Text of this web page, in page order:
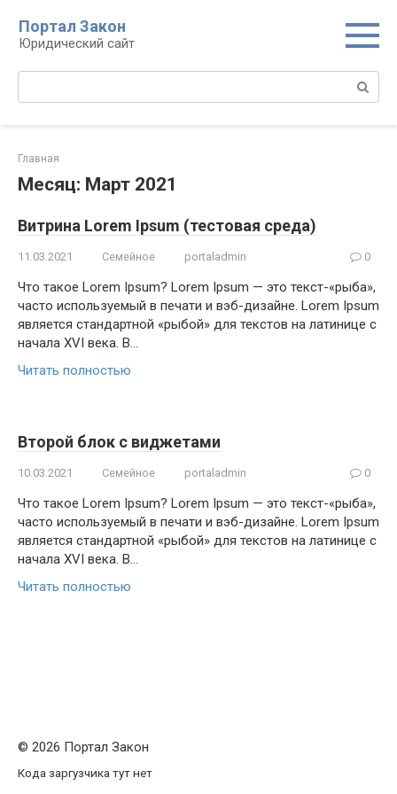
контенту
Портал Закон
Юридический сайт
Главная
Месяц: Март 2021
Витрина Lorem Ipsum (тестовая среда)
11.03.2021 Семейное portaladmin 0
Что такое Lorem Ipsum? Lorem Ipsum — это текст-«рыба»,
часто используемый в печати и вэб-дизайне. Lorem Ipsum
является стандартной «рыбой» для текстов на латинице с
начала XVI века. В…
Читать полностью
Второй блок с виджетами
10.03.2021 Семейное portaladmin 0
Что такое Lorem Ipsum? Lorem Ipsum — это текст-«рыба»,
часто используемый в печати и вэб-дизайне. Lorem Ipsum
является стандартной «рыбой» для текстов на латинице с
начала XVI века. В…
Читать полностью
© 2026 Портал Закон
Кода заргузчика тут нет